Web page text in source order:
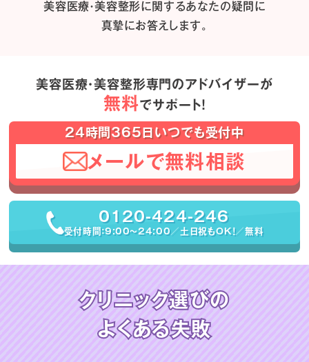
美容医療・美容整形に関するあなたの疑問に
真摯にお答えします。
美容医療・美容整形専門のアドバイザーが
無料でサポート！
24時間365日いつでも受付中
メールで無料相談
0120-424-246
受付時間：9:00〜24:00／土日祝もOK！／無料
クリニック選びの
よくある失敗